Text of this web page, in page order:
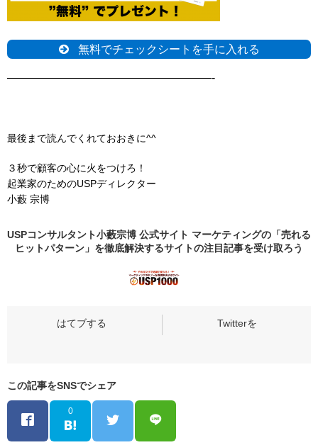
無料でチェックシートを手に入れる
——————————————————-
最後まで読んでくれておおきに^^
３秒で顧客の心に火をつけろ！
起業家のためのUSPディレクター
小藪 宗博
USPコンサルタント小藪宗博 公式サイト マーケティングの「売れる
ヒットパターン」を徹底解決するサイトの注目記事を受け取ろう
この記事をSNSでシェア
0